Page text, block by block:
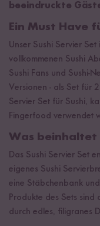
beeindruckte
Ein Must Have
Unser Sushi Servier
vollkommenen Sushi
Sushi Fans und Sushi-
Versionen - als Set für
Servier Set für Sushi,
Fingerfood verwendet
Was beinhaltet
Das Sushi Servier Set
eigenes Sushi
eine Stäbchenbank
Produkte des Sets
durch edles, filigranes